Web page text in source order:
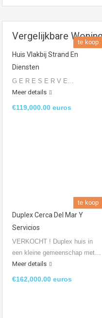
Vergelijkbare
te koop
Huis Vlakbij Strand En
Diensten
G E R E S E R V E…
Meer details
€119,000.00 euros
te koop
Duplex Cerca Del Mar Y
Servicios
VERKOCHT ! Duplex huis in
een kleine gemeenschap met…
Meer details
€162,000.00 euros